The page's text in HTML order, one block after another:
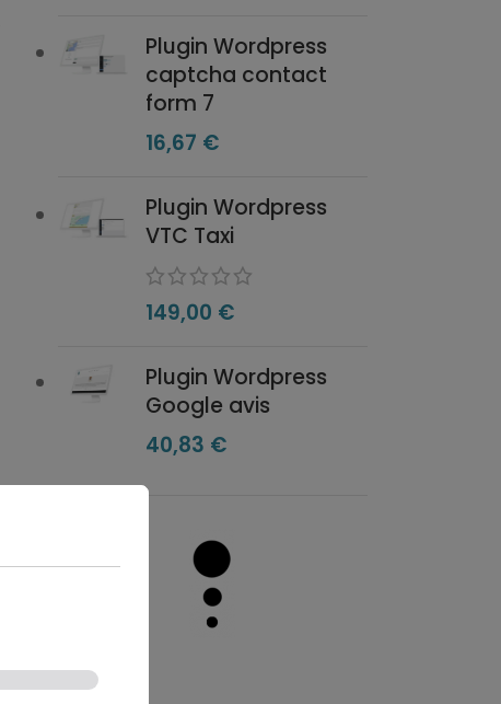
Plugin Wordpress
captcha contact
form 7
16,67 €
Plugin Wordpress
VTC Taxi
149,00 €
Plugin Wordpress
Google avis
40,83 €